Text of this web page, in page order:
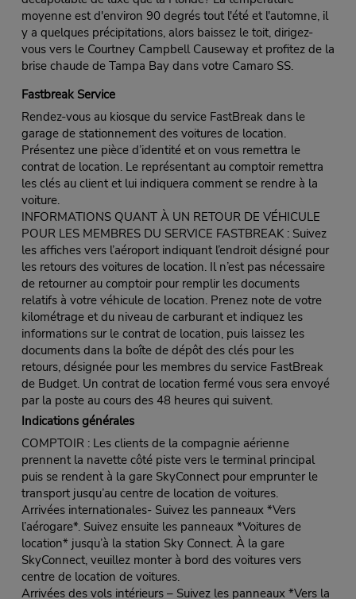
moyenne est d'environ 90 degrés tout l'été et l'automne, il
y a quelques précipitations, alors baissez le toit, dirigez-
vous vers le Courtney Campbell Causeway et profitez de la
brise chaude de Tampa Bay dans votre Camaro SS.
Fastbreak Service
Rendez-vous au kiosque du service FastBreak dans le
garage de stationnement des voitures de location.
Présentez une pièce d’identité et on vous remettra le
contrat de location. Le représentant au comptoir remettra
les clés au client et lui indiquera comment se rendre à la
voiture.
INFORMATIONS QUANT À UN RETOUR DE VÉHICULE
POUR LES MEMBRES DU SERVICE FASTBREAK : Suivez
les affiches vers l’aéroport indiquant l’endroit désigné pour
les retours des voitures de location. Il n’est pas nécessaire
de retourner au comptoir pour remplir les documents
relatifs à votre véhicule de location. Prenez note de votre
kilométrage et du niveau de carburant et indiquez les
informations sur le contrat de location, puis laissez les
documents dans la boîte de dépôt des clés pour les
retours, désignée pour les membres du service FastBreak
de Budget. Un contrat de location fermé vous sera envoyé
par la poste au cours des 48 heures qui suivent.
Indications générales
COMPTOIR : Les clients de la compagnie aérienne
prennent la navette côté piste vers le terminal principal
puis se rendent à la gare SkyConnect pour emprunter le
transport jusqu’au centre de location de voitures.
Arrivées internationales- Suivez les panneaux *Vers
l’aérogare*. Suivez ensuite les panneaux *Voitures de
location* jusqu’à la station Sky Connect. À la gare
SkyConnect, veuillez monter à bord des voitures vers
centre de location de voitures.
Arrivées des vols intérieurs – Suivez les panneaux *Vers la